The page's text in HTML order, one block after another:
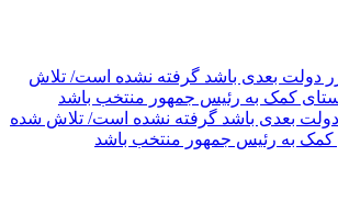
بعدی باشد گرفته نشده است/ تلاش شده
کمک به رئیس جمهور منتخب باشد